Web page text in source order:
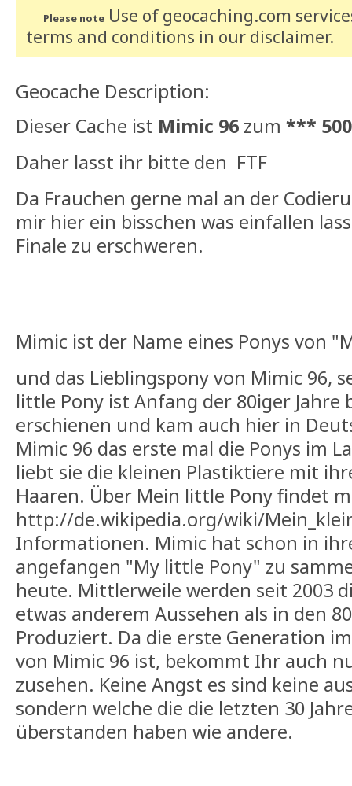
Please noteUse of geocaching.com
terms and conditions in our disclaimer.
Geocache Description:
Dieser Cache ist Mimic 96 zum ***
Daher lasst ihr bitte den FTF
Da Frauchen gerne mal an der
mir hier ein bisschen was einfallen
Finale zu erschweren.
Mimic ist der Name eines Ponys von
und das Lieblingspony von Mimic 96,
little Pony ist Anfang der 80iger Jahre
erschienen und kam auch hier in
Mimic 96 das erste mal die Ponys im
liebt sie die kleinen Plastiktiere mit
Haaren. Über Mein little Pony findet
http://de.wikipedia.org/wiki/
Informationen. Mimic hat schon in
angefangen "My little Pony" zu
heute. Mittlerweile werden seit 2003
etwas anderem Aussehen als in den
Produziert. Da die erste Generation
von Mimic 96 ist, bekommt Ihr auch
zusehen. Keine Angst es sind keine
sondern welche die die letzten 30
überstanden haben wie andere.